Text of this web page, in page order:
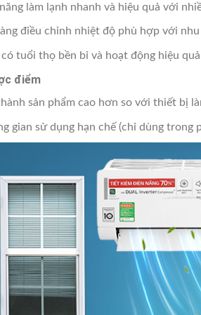
làm lạnh nhanh và hiệu quả với
điều chỉnh nhiệt độ phù hợp với nhu
tuổi thọ bền bỉ và hoạt động hiệu
điểm
sản phẩm cao hơn so với thiết bị
gian sử dụng hạn chế (chỉ dùng trong